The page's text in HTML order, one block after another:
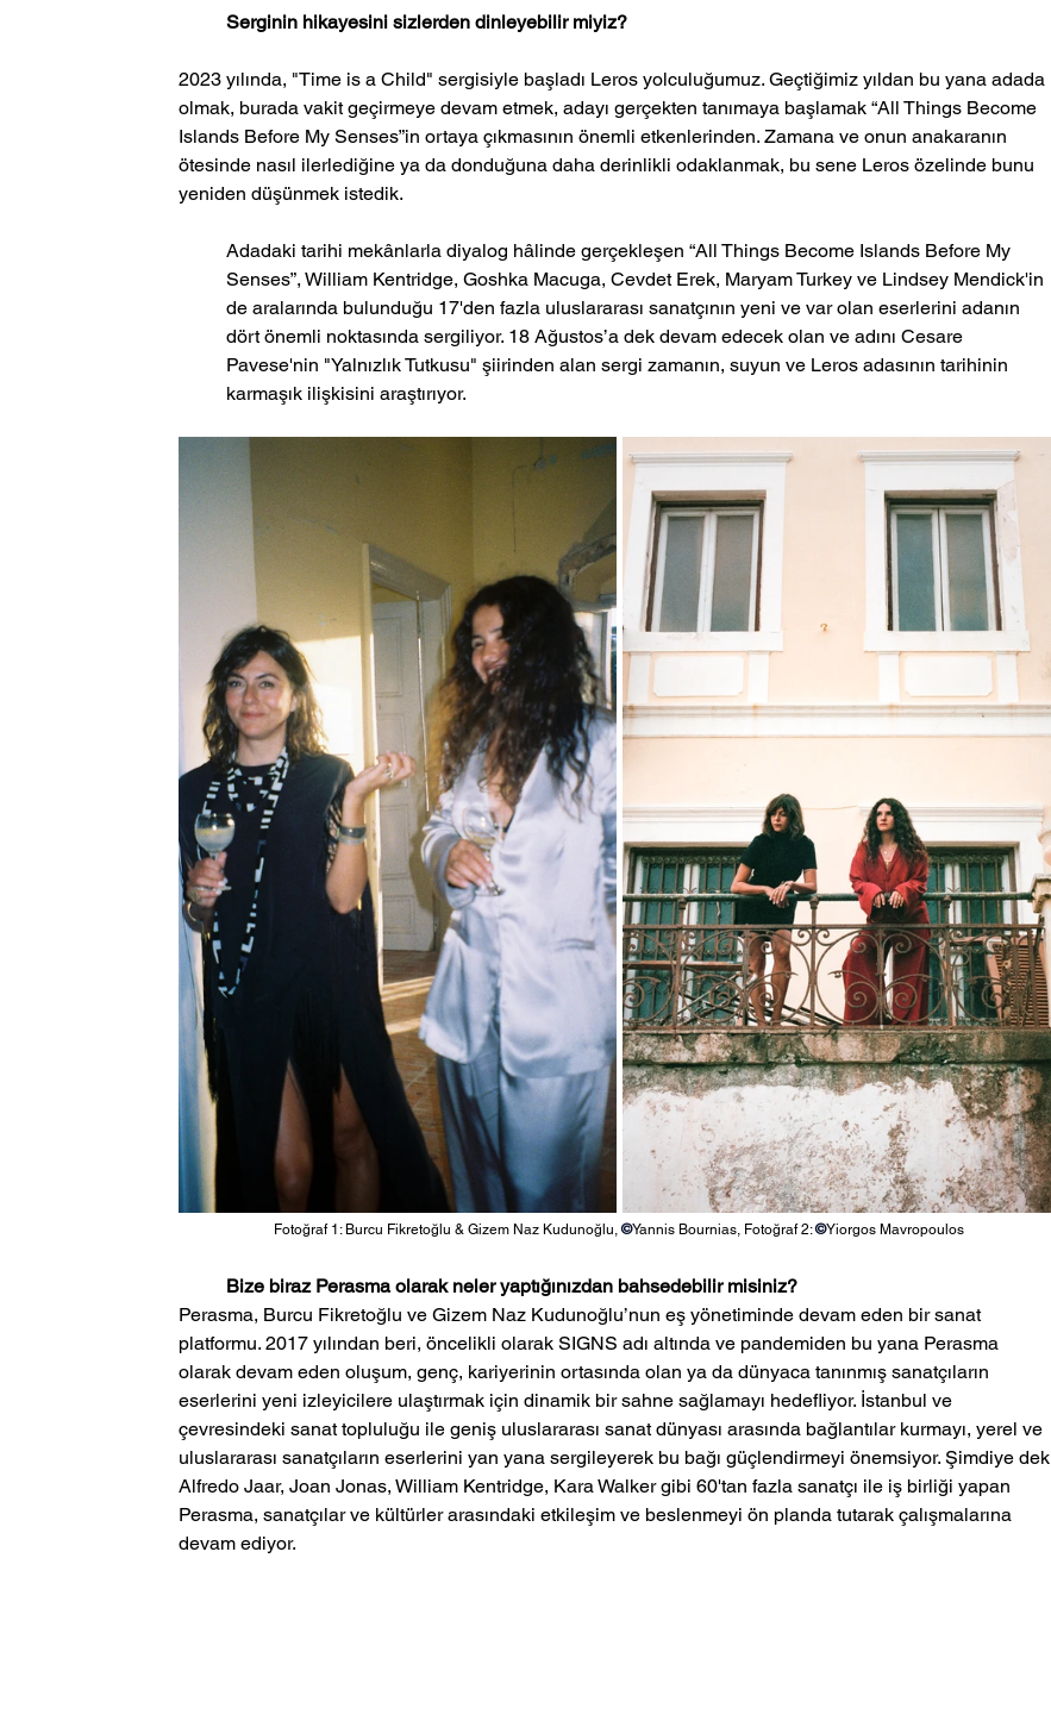
Serginin hikayesini sizlerden dinleyebilir miyiz?
2023 yılında, "Time is a Child" sergisiyle başladı Leros yolculuğumuz. Geçtiğimiz yıldan bu yana adada
olmak, burada vakit geçirmeye devam etmek, adayı gerçekten tanımaya başlamak “All Things Become
Islands Before My Senses”in ortaya çıkmasının önemli etkenlerinden. Zamana ve onun anakaranın
ötesinde nasıl ilerlediğine ya da donduğuna daha derinlikli odaklanmak, bu sene Leros özelinde bunu
yeniden düşünmek istedik.
Adadaki tarihi mekânlarla diyalog hâlinde gerçekleşen “All Things Become Islands Before My
Senses”, William Kentridge, Goshka Macuga, Cevdet Erek, Maryam Turkey ve Lindsey Mendick'in
de aralarında bulunduğu 17'den fazla uluslararası sanatçının yeni ve var olan eserlerini adanın
dört önemli noktasında sergiliyor. 18 Ağustos’a dek devam edecek olan ve adını Cesare
Pavese'nin "Yalnızlık Tutkusu" şiirinden alan sergi zamanın, suyun ve Leros adasının tarihinin
karmaşık ilişkisini araştırıyor.
Fotoğraf 1: Burcu Fikretoğlu & Gizem Naz Kudunoğlu, ©Yannis Bournias, Fotoğraf 2: ©Yiorgos Mavropoulos
Bize biraz Perasma olarak neler yaptığınızdan bahsedebilir misiniz?
Perasma, Burcu Fikretoğlu ve Gizem Naz Kudunoğlu’nun eş yönetiminde devam eden bir sanat
platformu. 2017 yılından beri, öncelikli olarak SIGNS adı altında ve pandemiden bu yana Perasma
olarak devam eden oluşum, genç, kariyerinin ortasında olan ya da dünyaca tanınmış sanatçıların
eserlerini yeni izleyicilere ulaştırmak için dinamik bir sahne sağlamayı hedefliyor. İstanbul ve
çevresindeki sanat topluluğu ile geniş uluslararası sanat dünyası arasında bağlantılar kurmayı, yerel ve
uluslararası sanatçıların eserlerini yan yana sergileyerek bu bağı güçlendirmeyi önemsiyor. Şimdiye dek
Alfredo Jaar, Joan Jonas, William Kentridge, Kara Walker gibi 60'tan fazla sanatçı ile iş birliği yapan
Perasma, sanatçılar ve kültürler arasındaki etkileşim ve beslenmeyi ön planda tutarak çalışmalarına
devam ediyor.